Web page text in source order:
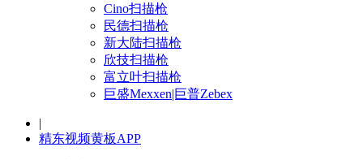
Cino扫描枪
民德扫描枪
新大陆扫描枪
欣技扫描枪
富立叶扫描枪
巨盛Mexxen|巨普Zebex
|
精东视频黄板APP